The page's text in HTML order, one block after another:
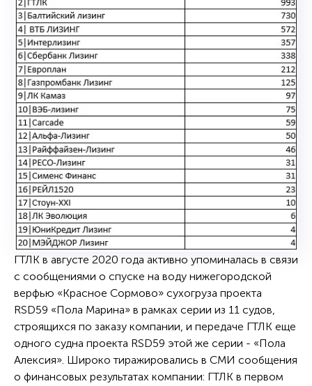
ГТЛК в августе 2020 года активно упоминалась в связи
с сообщениями о спуске на воду нижегородской
верфью «Красное Сормово» сухогруза проекта
RSD59 «Пола Марина» в рамках серии из 11 судов,
строящихся по заказу компании, и передаче ГТЛК еще
одного судна проекта RSD59 этой же серии - «Пола
Алексия». Широко тиражировались в СМИ сообщения
о финансовых результатах компании: ГТЛК в первом